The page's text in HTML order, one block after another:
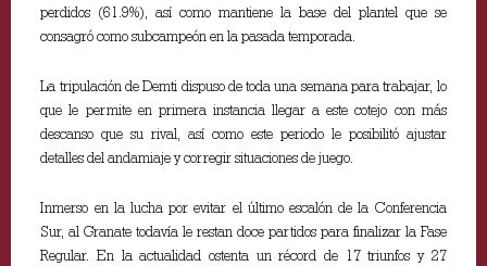
perdidos (61.9%), así como mantiene la base del plantel que se
consagró como subcampeón en la pasada temporada.
La tripulación de Demti dispuso de toda una semana para trabajar, lo
que le permite en primera instancia llegar a este cotejo con más
descanso que su rival, así como este periodo le posibilitó ajustar
detalles del andamiaje y corregir situaciones de juego.
Inmerso en la lucha por evitar el último escalón de la Conferencia
Sur, al Granate todavía le restan doce partidos para finalizar la Fase
Regular. En la actualidad ostenta un récord de 17 triunfos y 27